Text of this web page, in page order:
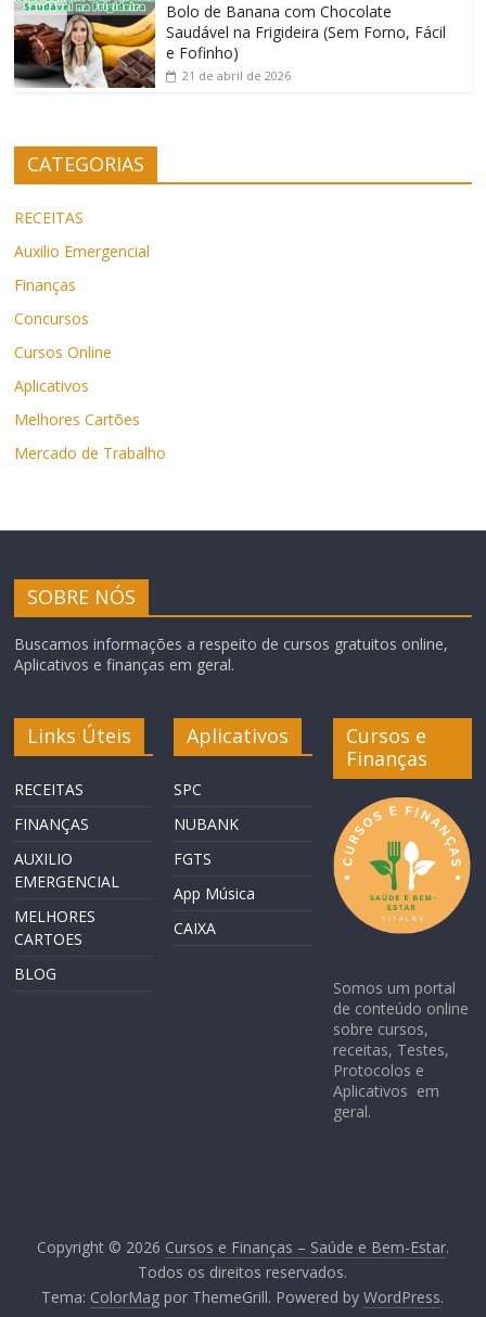
Bolo de Banana com Chocolate
Saudável na Frigideira (Sem Forno, Fácil
e Fofinho)
21 de abril de 2026
CATEGORIAS
RECEITAS
Auxilio Emergencial
Finanças
Concursos
Cursos Online
Aplicativos
Melhores Cartões
Mercado de Trabalho
SOBRE NÓS
Buscamos informações a respeito de cursos gratuitos online,
Aplicativos e finanças em geral.
Links Úteis
RECEITAS
FINANÇAS
AUXILIO
EMERGENCIAL
MELHORES
CARTOES
BLOG
Aplicativos
SPC
NUBANK
FGTS
App Música
CAIXA
Cursos e
Finanças
Somos um portal
de conteúdo online
sobre cursos,
receitas, Testes,
Protocolos e
Aplicativos em
geral.
Copyright © 2026 Cursos e Finanças – Saúde e Bem-Estar.
Todos os direitos reservados.
Tema: ColorMag por ThemeGrill. Powered byWordPress.